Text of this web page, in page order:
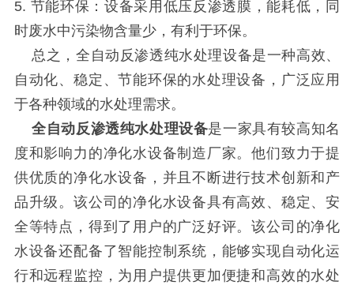
5. 节能环保：设备采用低压反渗透膜，能耗低，同
时废水中污染物含量少，有利于环保。
总之，全自动反渗透纯水处理设备是一种高效、
自动化、稳定、节能环保的水处理设备，广泛应用
于各种领域的水处理需求。
全自动反渗透纯水处理设备是一家具有较高知名
度和影响力的净化水设备制造厂家。他们致力于提
供优质的净化水设备，并且不断进行技术创新和产
品升级。该公司的净化水设备具有高效、稳定、安
全等特点，得到了用户的广泛好评。该公司的净化
水设备还配备了智能控制系统，能够实现自动化运
行和远程监控，为用户提供更加便捷和高效的水处